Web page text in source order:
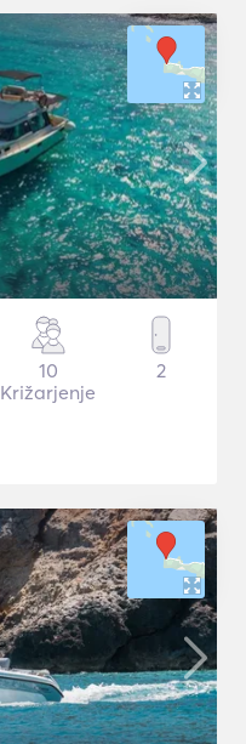
10
Križarjenje
2